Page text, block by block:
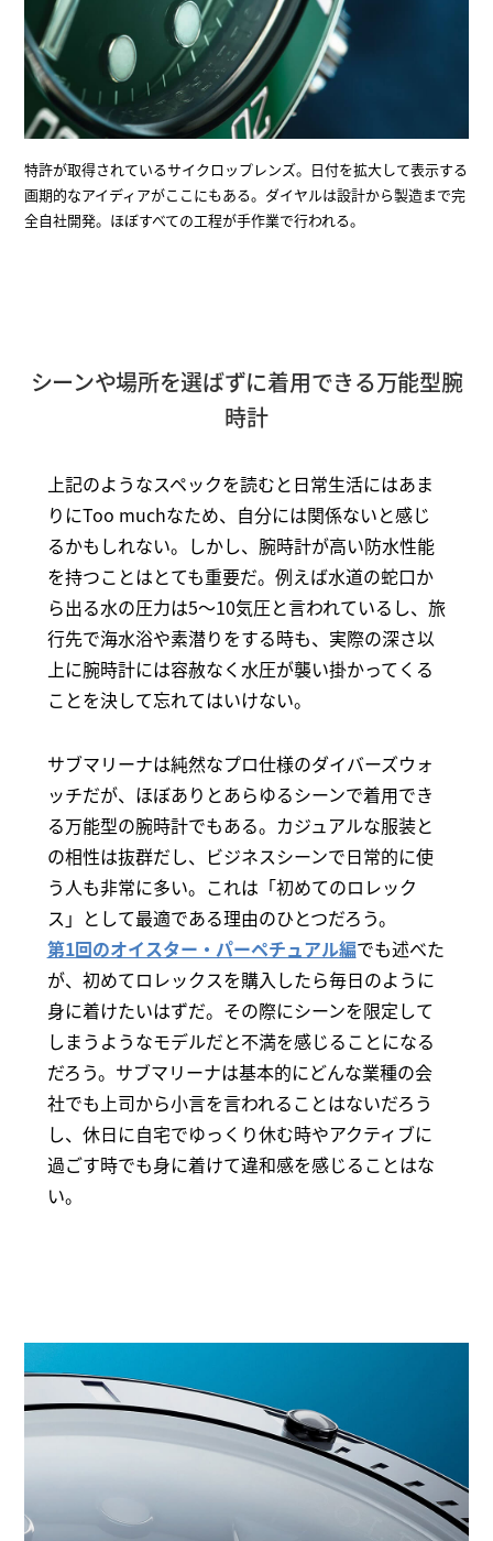
特許が取得されているサイクロップレンズ。日付を拡大して表示する
画期的なアイディアがここにもある。ダイヤルは設計から製造まで完
全自社開発。ほぼすべての工程が手作業で行われる。
シーンや場所を選ばずに着用できる万能型腕
時計
上記のようなスペックを読むと日常生活にはあま
りにToo muchなため、自分には関係ないと感じ
るかもしれない。しかし、腕時計が高い防水性能
を持つことはとても重要だ。例えば水道の蛇口か
ら出る水の圧力は5～10気圧と言われているし、旅
行先で海水浴や素潜りをする時も、実際の深さ以
上に腕時計には容赦なく水圧が襲い掛かってくる
ことを決して忘れてはいけない。
サブマリーナは純然なプロ仕様のダイバーズウォ
ッチだが、ほぼありとあらゆるシーンで着用でき
る万能型の腕時計でもある。カジュアルな服装と
の相性は抜群だし、ビジネスシーンで日常的に使
う人も非常に多い。これは「初めてのロレック
ス」として最適である理由のひとつだろう。
第1回のオイスター・パーペチュアル編でも述べた
が、初めてロレックスを購入したら毎日のように
身に着けたいはずだ。その際にシーンを限定して
しまうようなモデルだと不満を感じることになる
だろう。サブマリーナは基本的にどんな業種の会
社でも上司から小言を言われることはないだろう
し、休日に自宅でゆっくり休む時やアクティブに
過ごす時でも身に着けて違和感を感じることはな
い。